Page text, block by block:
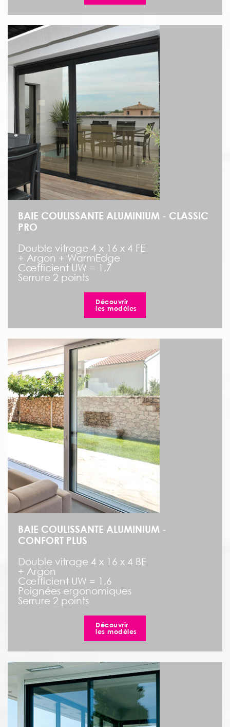
BAIE COULISSANTE ALUMINIUM - CLASSIC
PRO
Double vitrage 4 x 16 x 4 FE
+ Argon + WarmEdge
Cœfficient UW = 1,7
Serrure 2 points
Découvrir
les modèles
BAIE COULISSANTE ALUMINIUM -
CONFORT PLUS
Double vitrage 4 x 16 x 4 BE
+ Argon
Cœfficient UW = 1,6
Poignées ergonomiques
Serrure 2 points
Découvrir
les modèles